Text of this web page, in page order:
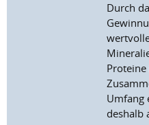
Durch
Umfang
deshalb